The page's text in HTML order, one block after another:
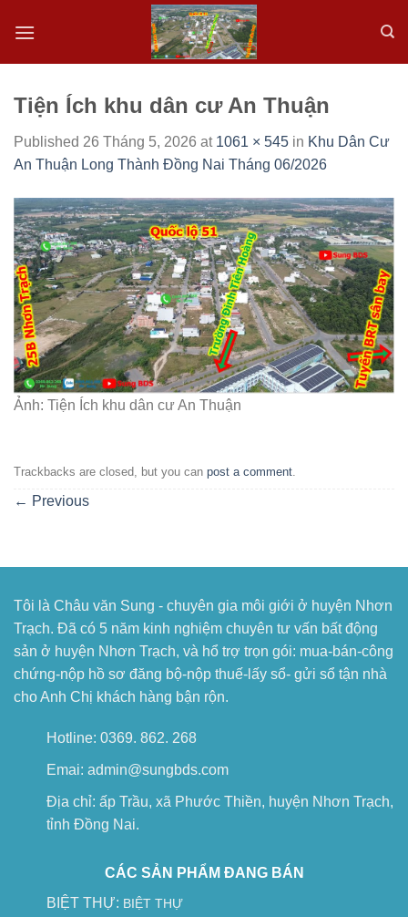
Tiện Ích khu dân cư An Thuận
Published 26 Tháng 5, 2026 at 1061 × 545 in Khu Dân Cư
An Thuận Long Thành Đồng Nai Tháng 06/2026
Ảnh: Tiện Ích khu dân cư An Thuận
Trackbacks are closed, but you can post a comment
← Previous
Tôi là Châu văn Sung - chuyên gia môi giới ở huyện Nhơn
Trạch. Đã có 5 năm kinh nghiệm chuyên tư vấn bất động
sản ở huyện Nhơn Trạch, và hổ trợ trọn gói: mua-bán-công
chứng-nộp hồ sơ đăng bộ-nộp thuế-lấy sổ- gửi sổ tận nhà
cho Anh Chị khách hàng bận rộn.
Hotline: 0369. 862. 268
Emai: admin@sungbds.com
Địa chỉ: ấp Trầu, xã Phước Thiền, huyện Nhơn Trạch,
tỉnh Đồng Nai.
CÁC SẢN PHẨM ĐANG BÁN
BIỆT THỰ: BIỆT THỰ